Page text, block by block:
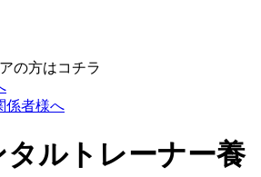
係者様へ
タルトレーナー養